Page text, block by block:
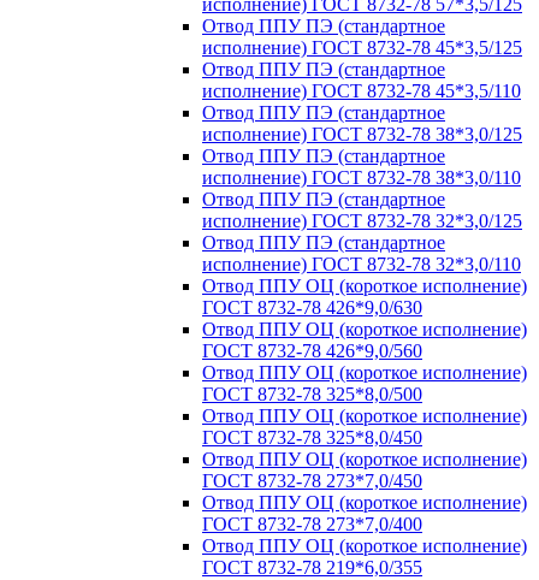
исполнение) ГОСТ 8732-78 57*3,5/125
Отвод ППУ ПЭ (стандартное
исполнение) ГОСТ 8732-78 45*3,5/125
Отвод ППУ ПЭ (стандартное
исполнение) ГОСТ 8732-78 45*3,5/110
Отвод ППУ ПЭ (стандартное
исполнение) ГОСТ 8732-78 38*3,0/125
Отвод ППУ ПЭ (стандартное
исполнение) ГОСТ 8732-78 38*3,0/110
Отвод ППУ ПЭ (стандартное
исполнение) ГОСТ 8732-78 32*3,0/125
Отвод ППУ ПЭ (стандартное
исполнение) ГОСТ 8732-78 32*3,0/110
Отвод ППУ ОЦ (короткое исполнение)
ГОСТ 8732-78 426*9,0/630
Отвод ППУ ОЦ (короткое исполнение)
ГОСТ 8732-78 426*9,0/560
Отвод ППУ ОЦ (короткое исполнение)
ГОСТ 8732-78 325*8,0/500
Отвод ППУ ОЦ (короткое исполнение)
ГОСТ 8732-78 325*8,0/450
Отвод ППУ ОЦ (короткое исполнение)
ГОСТ 8732-78 273*7,0/450
Отвод ППУ ОЦ (короткое исполнение)
ГОСТ 8732-78 273*7,0/400
Отвод ППУ ОЦ (короткое исполнение)
ГОСТ 8732-78 219*6,0/355